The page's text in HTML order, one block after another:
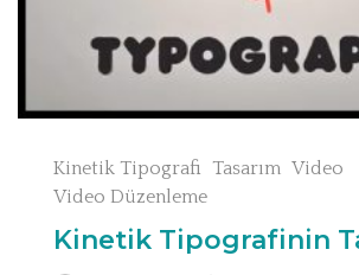
Kinetik Tipografi Tasarım Video
Video Düzenleme
Kinetik Tipografinin